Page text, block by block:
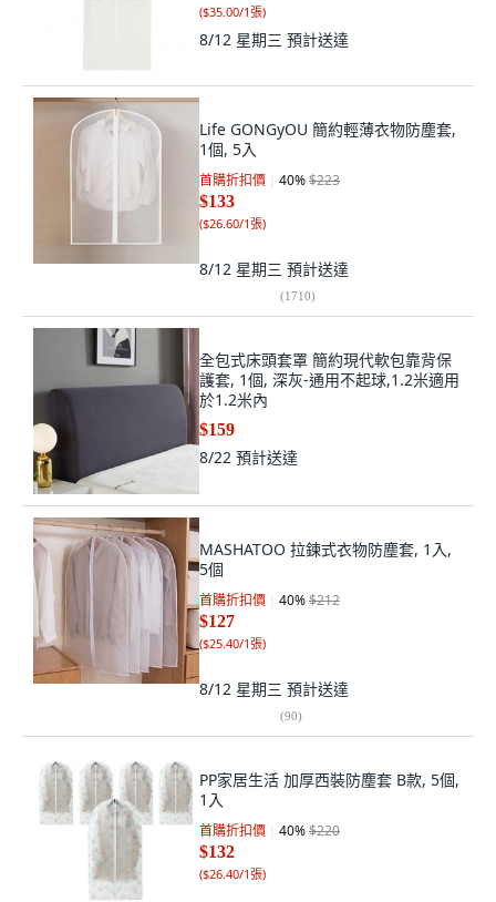
($35.00/1張)
8/12 星期三 預計送達
Life GONGyOU 簡約輕薄衣物防塵套,
1個, 5入
首購折扣價 40%$223
$133
($26.60/1張)
8/12 星期三 預計送達
(1710)
全包式床頭套罩 簡約現代軟包靠背保
護套, 1個, 深灰-通用不起球,1.2米適用
於1.2米內
$159
8/22 預計送達
MASHATOO 拉鍊式衣物防塵套, 1入,
5個
首購折扣價 40%$212
$127
($25.40/1張)
8/12 星期三 預計送達
(90)
PP家居生活 加厚西裝防塵套 B款, 5個,
1入
首購折扣價 40%$220
$132
($26.40/1張)